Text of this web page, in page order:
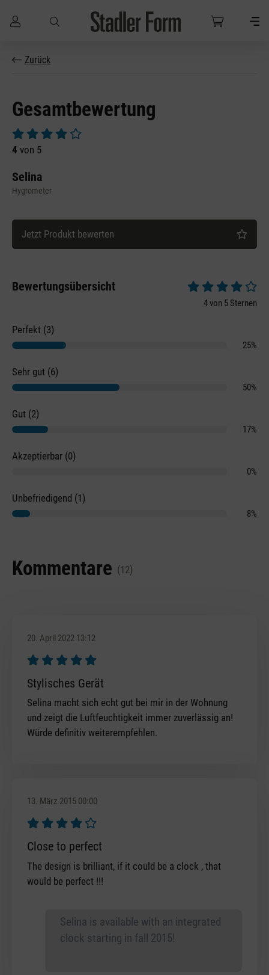
Zum Hauptinhalt springen
Zurück
Gesamtbewertung
Durchschnittliche Bewertung von 4 von 5 Sternen
4 von 5
Selina
Hygrometer
Jetzt Produkt bewerten
Bewertungsübersicht
Durchschnittliche
4 von 5 Sternen
Perfekt (3)
25%
Sehr gut (6)
50%
Gut (2)
17%
Akzeptierbar (0)
0%
Unbefriedigend (1)
8%
Kommentare (12)
20. April 2022 13:12
Bewertung mit 5 von 5 Sternen
Stylisches Gerät
Selina macht sich echt gut bei mir in der Wohnung
und zeigt die Luftfeuchtigkeit immer zuverlässig an!
Würde definitiv weiterempfehlen.
13. März 2015 00:00
Bewertung mit 4 von 5 Sternen
Close to perfect
The design is brilliant, if it could be a clock , that
would be perfect !!!
Selina is available with an integrated
clock starting in fall 2015!